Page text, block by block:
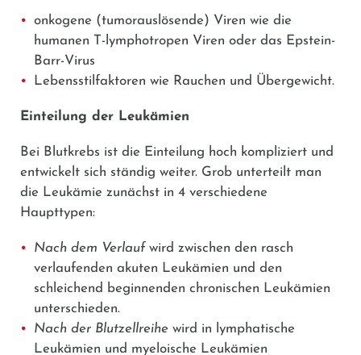
onkogene (tumorauslösende) Viren wie die
humanen T-lymphotropen Viren oder das Epstein-
Barr-Virus
Lebensstilfaktoren wie Rauchen und Übergewicht.
Einteilung der Leukämien
Bei Blutkrebs ist die Einteilung hoch kompliziert und
entwickelt sich ständig weiter. Grob unterteilt man
die Leukämie zunächst in 4 verschiedene
Haupttypen:
Nach dem Verlauf wird zwischen den rasch
verlaufenden akuten Leukämien und den
schleichend beginnenden chronischen Leukämien
unterschieden.
Nach der Blutzellreihe wird in lymphatische
Leukämien und myeloische Leukämien